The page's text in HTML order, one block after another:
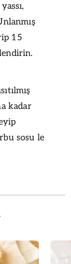
15
kadar
sosu le